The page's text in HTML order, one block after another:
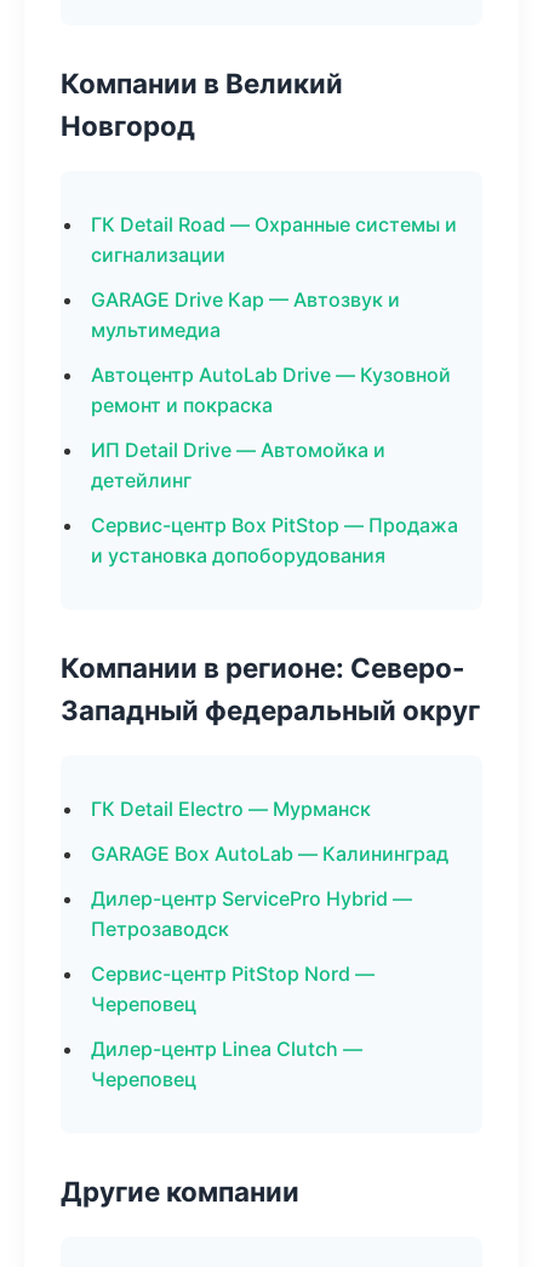
Компании в Великий
Новгород
ГК Detail Road — Охранные системы и
сигнализации
GARAGE Drive Кар — Автозвук и
мультимедиа
Автоцентр AutoLab Drive — Кузовной
ремонт и покраска
ИП Detail Drive — Автомойка и
детейлинг
Сервис-центр Box PitStop — Продажа
и установка допоборудования
Компании в регионе: Северо-
Западный федеральный округ
ГК Detail Electro — Мурманск
GARAGE Box AutoLab — Калининград
Дилер-центр ServicePro Hybrid —
Петрозаводск
Сервис-центр PitStop Nord —
Череповец
Дилер-центр Linea Clutch —
Череповец
Другие компании